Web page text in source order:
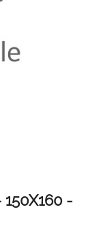
150X160 -